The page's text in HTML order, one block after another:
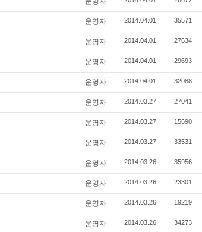
운영자 2014.04.01 35571
운영자 2014.04.01 27634
운영자 2014.04.01 29693
운영자 2014.04.01 32088
운영자 2014.03.27 27041
운영자 2014.03.27 15690
운영자 2014.03.27 33531
운영자 2014.03.26 35956
운영자 2014.03.26 23301
운영자 2014.03.26 19219
운영자 2014.03.26 34273